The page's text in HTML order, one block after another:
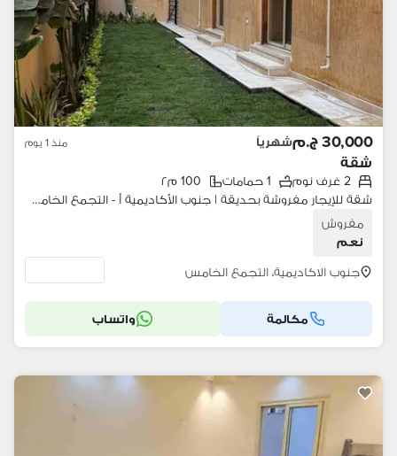
30,000 ج.م شهرياً منذ 1 يوم
شقة
2 غرف نوم 1 حمامات
100 م٢
شقة للإيجار مفروشة بحديقة | جنوب الأكاديمية أ - التجمع الخامس *Furnished Apartment with Garden - South Academy A - New Cairo* المساحة: 100م² الطابق الأرضي Basement امفروشة بالكامل غرفتين نوم ريسبشن حمام إطلالة مباشرة على Garden *الايجار يو
مفروش
نعم
جنوب الاكاديمية، التجمع الخامس
مكالمة واتساب